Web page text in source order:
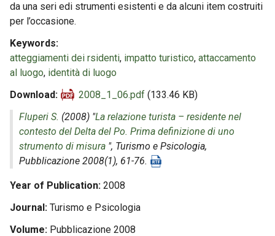
da una seri edi strumenti esistenti e da alcuni item costruiti
per l’occasione.
Keywords
atteggiamenti dei rsidenti, impatto turistico, attaccamento
al luogo, identità di luogo
Download
2008_1_06.pdf (133.46 KB)
Fluperi S. (2008) "La relazione turista – residente nel
contesto del Delta del Po. Prima definizione di uno
strumento di misura ", Turismo e Psicologia,
Pubblicazione 2008(1), 61-76.
Year of Publication 2008
Journal Turismo e Psicologia
Volume Pubblicazione 2008